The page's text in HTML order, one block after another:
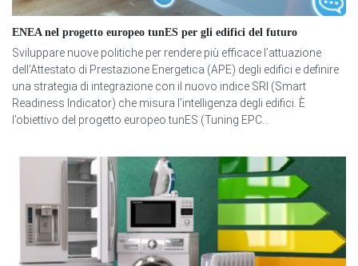
ENEA nel progetto europeo tunES per gli edifici del futuro
Sviluppare nuove politiche per rendere più efficace l’attuazione
dell’Attestato di Prestazione Energetica (APE) degli edifici e definire
una strategia di integrazione con il nuovo indice SRI (Smart
Readiness Indicator) che misura l’intelligenza degli edifici. È
l’obiettivo del progetto europeo tunES (Tuning EPC...